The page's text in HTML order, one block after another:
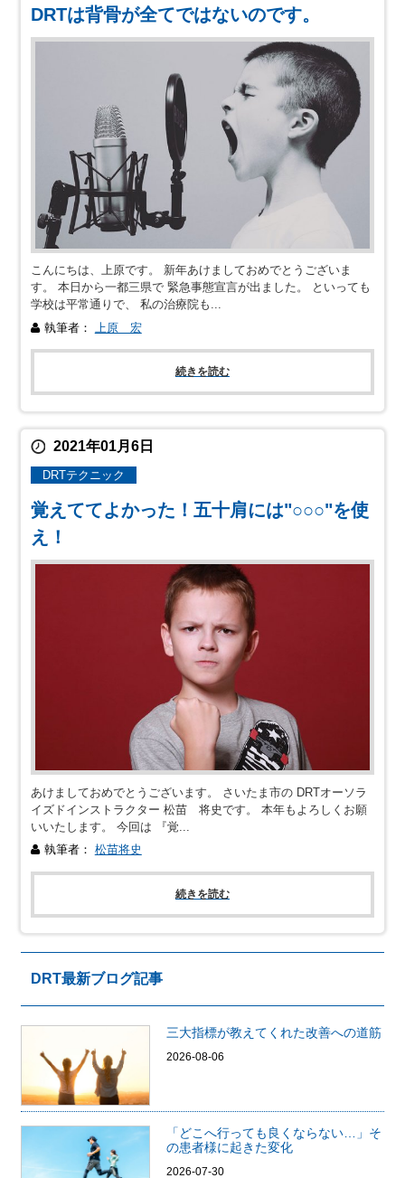
DRTは背骨が全てではないのです。
こんにちは、上原です。 新年あけましておめでとうございま
す。 本日から一都三県で 緊急事態宣言が出ました。 といっても
学校は平常通りで、 私の治療院も...
執筆者：
上原 宏
続きを読む
2021年01月6日
DRTテクニック
覚えててよかった！五十肩には"○○○"を使
え！
あけましておめでとうございます。 さいたま市の DRTオーソラ
イズドインストラクター 松苗 将史です。 本年もよろしくお願
いいたします。 今回は 『覚...
執筆者： 松苗将史
続きを読む
DRT最新ブログ記事
三大指標が教えてくれた改善への道筋
2026-08-06
「どこへ行っても良くならない…」そ
の患者様に起きた変化
2026-07-30